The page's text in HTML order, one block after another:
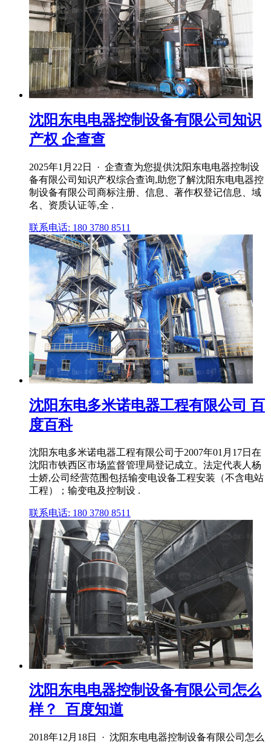
沈阳东电电器控制设备有限公司知识
产权 企查查
2025年1月22日 · 企查查为您提供沈阳东电电器控制设
备有限公司知识产权综合查询,助您了解沈阳东电电器控
制设备有限公司商标注册、信息、著作权登记信息、域
名、资质认证等,全 .
联系电话: 180 3780 8511
沈阳东电多米诺电器工程有限公司 百
度百科
沈阳东电多米诺电器工程有限公司于2007年01月17日在
沈阳市铁西区市场监督管理局登记成立。法定代表人杨
士娇,公司经营范围包括输变电设备工程安装（不含电站
工程）；输变电及控制设 .
联系电话: 180 3780 8511
沈阳东电电器控制设备有限公司怎么
样？_百度知道
2018年12月18日 · 沈阳东电电器控制设备有限公司怎么